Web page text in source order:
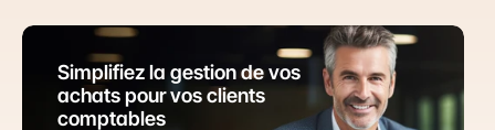
Simplifiez la gestion de vos
achats pour vos clients
comptables